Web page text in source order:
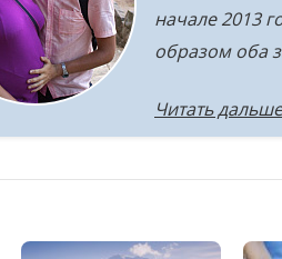
начале 2013
образом оба
Читать дальше